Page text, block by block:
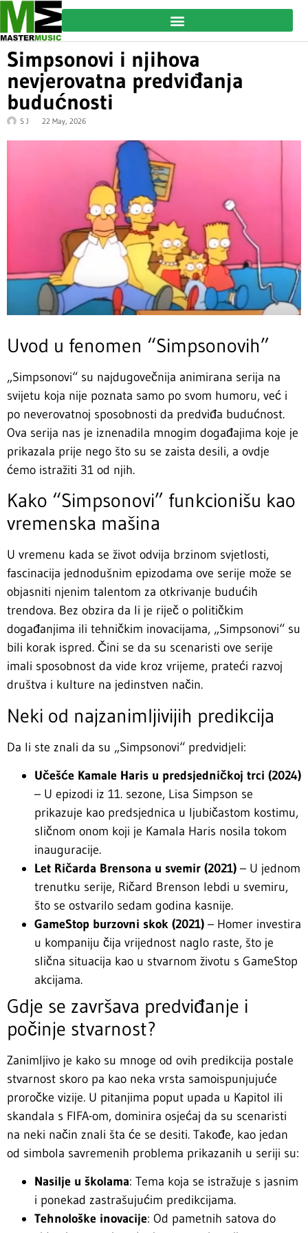
Simpsonovi i njihova
nevjerovatna predviđanja
budućnosti
S J 22 May, 2026
Uvod u fenomen “Simpsonovih”
„Simpsonovi“ su najdugovečnija animirana serija na
svijetu koja nije poznata samo po svom humoru, već i
po neverovatnoj sposobnosti da predviđa budućnost.
Ova serija nas je iznenadila mnogim događajima koje je
prikazala prije nego što su se zaista desili, a ovdje
ćemo istražiti 31 od njih.
Kako “Simpsonovi” funkcionišu kao
vremenska mašina
U vremenu kada se život odvija brzinom svjetlosti,
fascinacija jednodušnim epizodama ove serije može se
objasniti njenim talentom za otkrivanje budućih
trendova. Bez obzira da li je riječ o političkim
događanjima ili tehničkim inovacijama, „Simpsonovi“ su
bili korak ispred. Čini se da su scenaristi ove serije
imali sposobnost da vide kroz vrijeme, prateći razvoj
društva i kulture na jedinstven način.
Neki od najzanimljivijih predikcija
Da li ste znali da su „Simpsonovi“ predvidjeli:
Učešće Kamale Haris u predsjedničkoj trci (2024)
– U epizodi iz 11. sezone, Lisa Simpson se
prikazuje kao predsjednica u ljubičastom kostimu,
sličnom onom koji je Kamala Haris nosila tokom
inauguracije.
Let Ričarda Brensona u svemir (2021) – U jednom
trenutku serije, Ričard Brenson lebdi u svemiru,
što se ostvarilo sedam godina kasnije.
GameStop burzovni skok (2021) – Homer investira
u kompaniju čija vrijednost naglo raste, što je
slična situacija kao u stvarnom životu s GameStop
akcijama.
Gdje se završava predviđanje i
počinje stvarnost?
Zanimljivo je kako su mnoge od ovih predikcija postale
stvarnost skoro pa kao neka vrsta samoispunjujuće
proročke vizije. U pitanjima poput upada u Kapitol ili
skandala s FIFA-om, dominira osjećaj da su scenaristi
na neki način znali šta će se desiti. Takođe, kao jedan
od simbola savremenih problema prikazanih u seriji su:
Nasilje u školama: Tema koja se istražuje s jasnim
i ponekad zastrašujućim predikcijama.
Tehnološke inovacije: Od pametnih satova do